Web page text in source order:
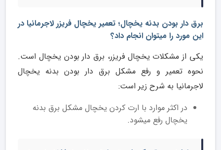
برق دار بودن بدنه یخچال؛ تعمیر یخچال فریزر لاجرمانیا در
این مورد را میتوان انجام داد؟
یکی از مشکلات یخچال فریزر، برق دار بودن یخچال است.
نحوه تعمیر و رفع مشکل برق دار بودن بدنه یخچال
لاجرمانیا به شرح زیر است:
در اکثر موارد با ارت کردن یخچال مشکل برق بدنه
یخچال رفع می­شود.